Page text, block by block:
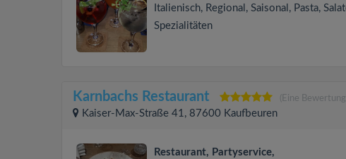
Italienisch, Regional, Saisonal, Pasta,
Spezialitäten
Karnbachs Restaurant (Eine
Kaiser-Max-Straße 41, 87600 Kaufbeuren
Restaurant, Partyservice,